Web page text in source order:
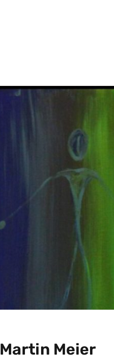
Martin Meier